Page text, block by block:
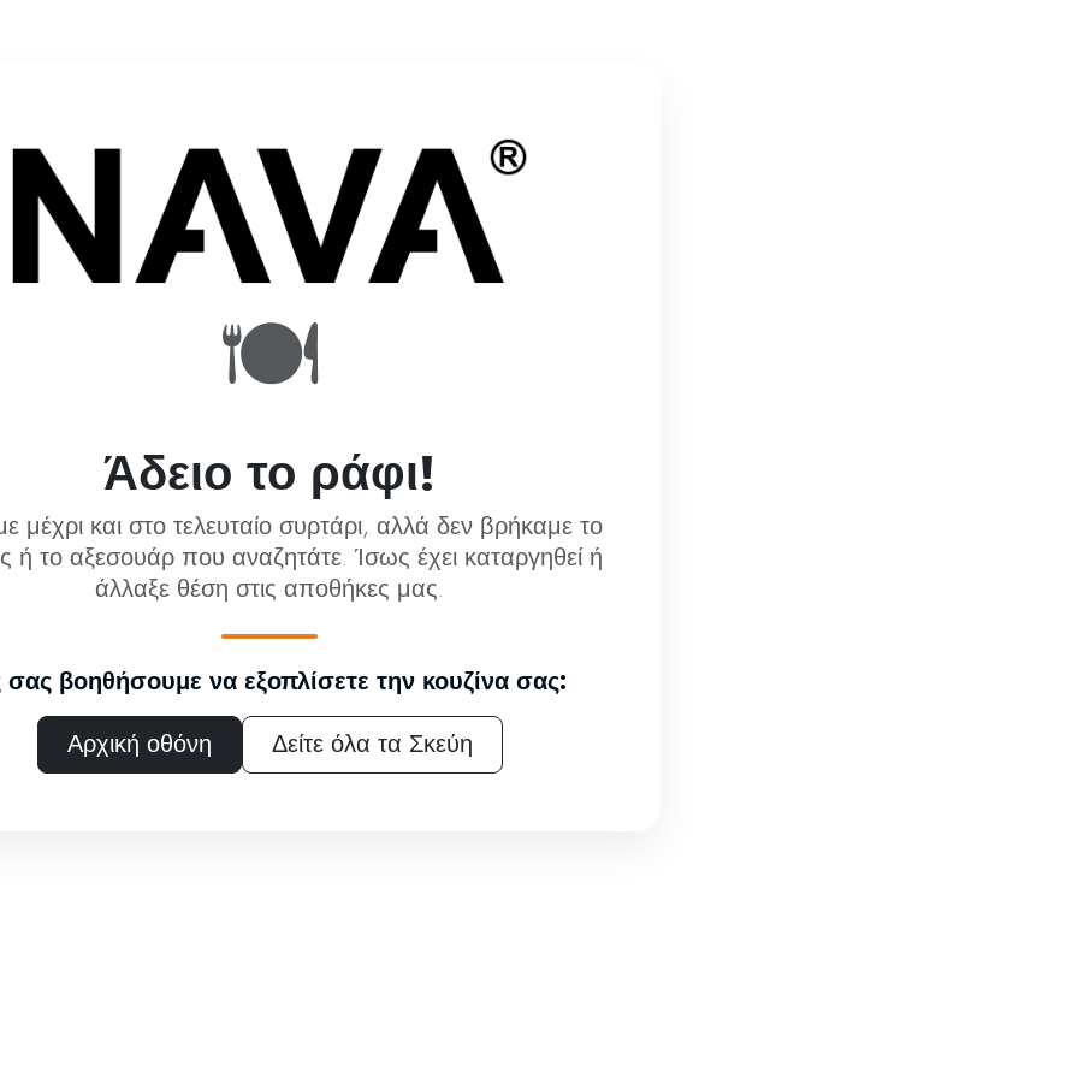
🍽️
Άδειο το ράφι!
μέχρι και στο τελευταίο συρτάρι, αλλά δεν βρήκαμε το
ή το αξεσουάρ που αναζητάτε. Ίσως έχει καταργηθεί ή
άλλαξε θέση στις αποθήκες μας.
βοηθήσουμε να εξοπλίσετε την κουζίνα σας:
Αρχική οθόνη
Δείτε όλα τα Σκεύη